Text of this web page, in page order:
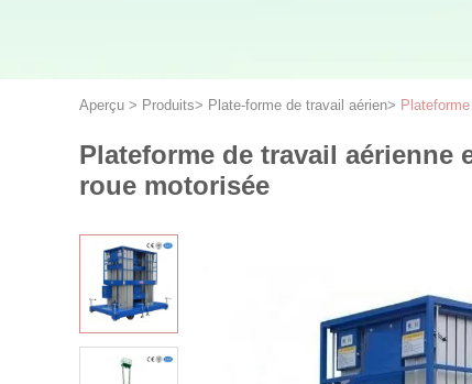
Aperçu > Produits> Plate-forme de travail aérien>
Plateforme de travail
roue motorisée